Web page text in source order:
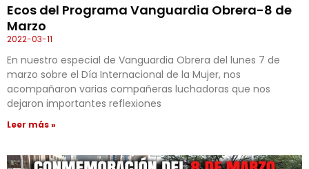
Ecos del Programa Vanguardia Obrera-8 de
Marzo
2022-03-11
En nuestro especial de Vanguardia Obrera del lunes 7 de
marzo sobre el Día Internacional de la Mujer, nos
acompañaron varias compañeras luchadoras que nos
dejaron importantes reflexiones
Leer más »